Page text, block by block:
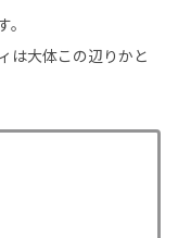
は大体この辺りかと